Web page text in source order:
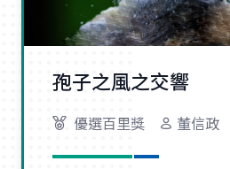
孢子之風之交響
優選百里獎 董信政